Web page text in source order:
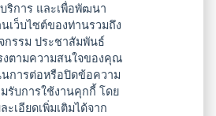
ริการ และเพื่อพัฒนา
เว็บไซต์ของท่านรวมถึง
กรรม ประชาสัมพันธ์
ตามความสนใจของคุณ
การต่อหรือปิดข้อความ
รับการใช้งานคุกกี้ โดย
เอียดเพิ่มเติมได้จาก